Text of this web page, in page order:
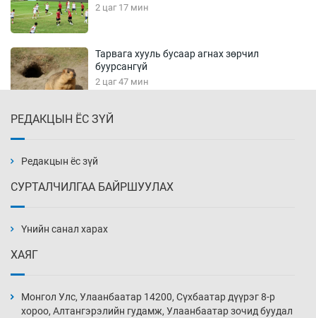
2 цаг 17 мин
Тарвага хууль бусаар агнах зөрчил
буурсангүй
2 цаг 47 мин
3 цаг 17 мин
3 цаг 47 мин
4 цаг 17 мин
РЕДАКЦЫН ЁС ЗҮЙ
Редакцын ёс зүй
СУРТАЛЧИЛГАА БАЙРШУУЛАХ
Үнийн санал харах
ХАЯГ
Монгол Улс, Улаанбаатар 14200, Сүхбаатар дүүрэг 8-р
хороо, Алтангэрэлийн гудамж, Улаанбаатар зочид буудал